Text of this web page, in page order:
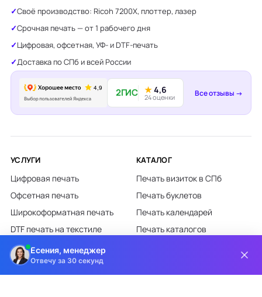
Своё производство: Ricoh 7200X, плоттер, лазер
Срочная печать — от 1 рабочего дня
Цифровая, офсетная, УФ- и DTF-печать
Доставка по СПб и всей России
2ГИС ★4,6
24 оценки Все отзывы →
УСЛУГИ
Цифровая печать
Офсетная печать
Широкоформатная печать
DTF печать на текстиле
Лазерная гравировка
КАТАЛОГ
Печать визиток в СПб
Печать буклетов
Печать календарей
Печать каталогов
Есения, менеджер
Отвечу за 30 секунд